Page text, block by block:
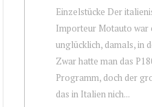
Einzelstücke Der
Importeur Motauto war
unglücklich, damals, in
Zwar hatte man das
Programm, doch der
das in Italien nich...